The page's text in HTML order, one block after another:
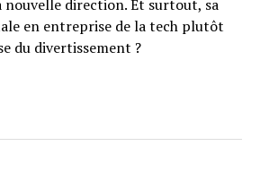
nouvelle direction. Et surtout, sa
en entreprise de la tech plutôt
du divertissement ?